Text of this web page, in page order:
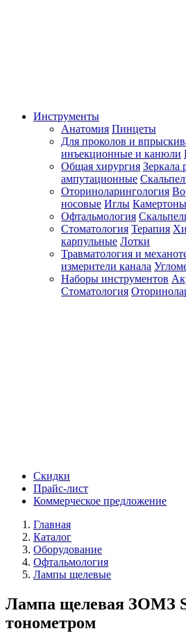
Инструменты
Анатомия Пинцеты
Для проколов и
инъекционные и канюли
Общая хирургия Зеркала
ампутационные
Оториноларингология
носовые Иглы Камертоны
Офтальмология
Стоматология Терапия
карпульные Лотки
Травматология и
измерители канала
Наборы инструментов
Стоматология
Скидки
Прайс-лист
Коммерческое предложение
Главная
Каталог
Оборудование
Офтальмология
Лампы щелевые
Лампа щелевая ЗОМЗ
тонометром